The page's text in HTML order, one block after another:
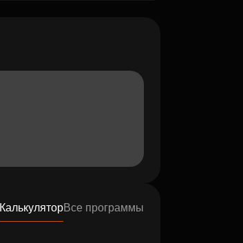
КалькуляторВсе программы